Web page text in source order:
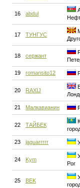
16 abdul
17 ТУНГУС
18 сержант
19 romansito12
20 RAXIJ
21 Малкавианин
22 ТАЙБЕК
23 jaguarrrrr
24 Kym
Рог
25 BEK